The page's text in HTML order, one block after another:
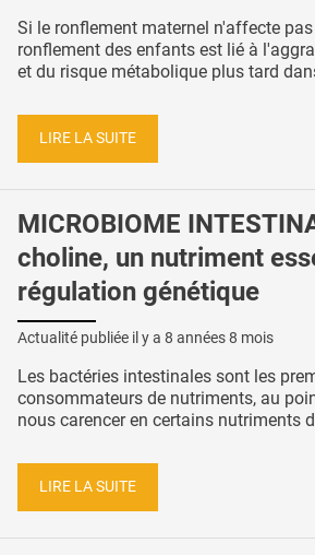
Si le ronflement maternel n'affecte
ronflement des enfants est lié à
et du risque métabolique plus tard
LIRE LA SUITE
MICROBIOME
choline, un nutriment
régulation génétique
Actualité publiée il y a 8 années 8 mois
Les bactéries intestinales sont les
consommateurs de nutriments, au
nous carencer en certains nutriments
LIRE LA SUITE